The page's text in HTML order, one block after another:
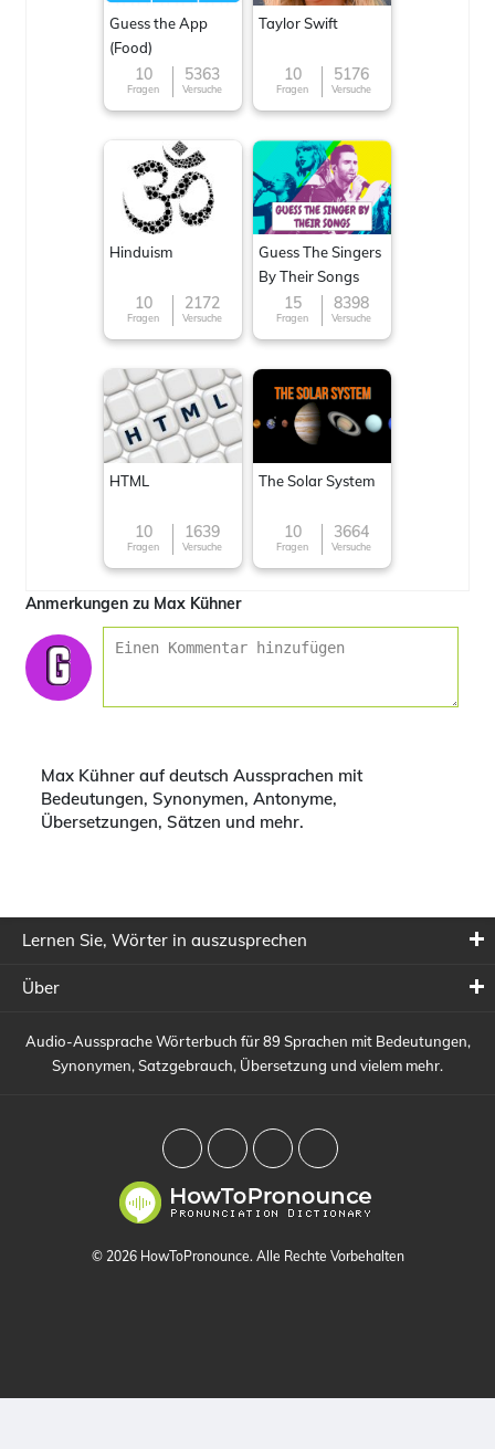
Guess the App
(Food)
10
Fragen
5363
Versuche
Taylor Swift
10
Fragen
5176
Versuche
Hinduism
10
Fragen
2172
Versuche
Guess The Singers
By Their Songs
15
Fragen
8398
Versuche
HTML
10
Fragen
1639
Versuche
The Solar System
10
Fragen
3664
Versuche
Anmerkungen zu Max Kühner
Max Kühner auf deutsch Aussprachen mit
Bedeutungen, Synonymen, Antonyme,
Übersetzungen, Sätzen und mehr.
Lernen Sie, Wörter in auszusprechen
Über
Audio-Aussprache Wörterbuch für 89 Sprachen mit Bedeutungen,
Synonymen, Satzgebrauch, Übersetzung und vielem mehr.
© 2026 HowToPronounce. Alle Rechte Vorbehalten